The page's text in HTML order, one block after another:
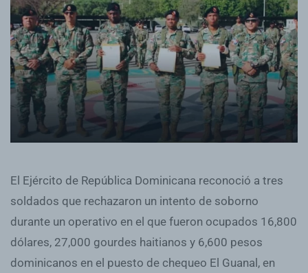
El Ejército de República Dominicana reconoció a tres
soldados que rechazaron un intento de soborno
durante un operativo en el que fueron ocupados 16,800
dólares, 27,000 gourdes haitianos y 6,600 pesos
dominicanos en el puesto de chequeo El Guanal, en